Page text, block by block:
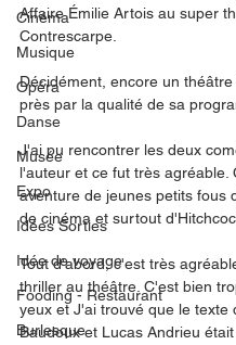
Cinéma
Musique
Opéra
Danse
Musée
Expo
Idées Sorties
Idée de voyage
Fooding - Restaurant
Burlesque
Affaire Émilie Artois au super
Contrescarpe.
Décidément, encore un
près par la qualité de sa
J'ai pu rencontrer les deux
l'auteur et ce fut très agréable.
aventure de jeunes petits fous
de cinéma et surtout
Tout d'abord, c'est très
thriller au théâtre. C'est bien
yeux et J'ai trouvé que le texte
Baudoux et Lucas Andrieu